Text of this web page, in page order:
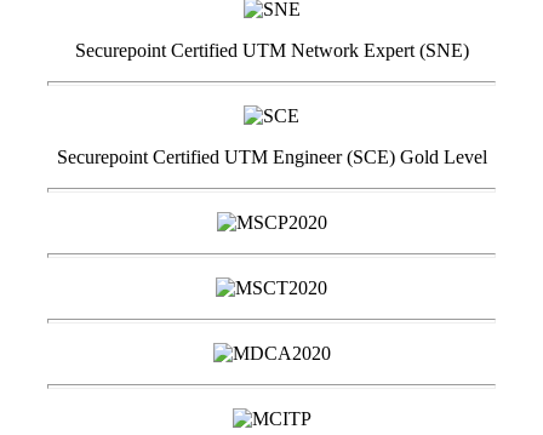
Securepoint Certified UTM Network Expert (SNE)
Securepoint Certified UTM Engineer (SCE) Gold Level